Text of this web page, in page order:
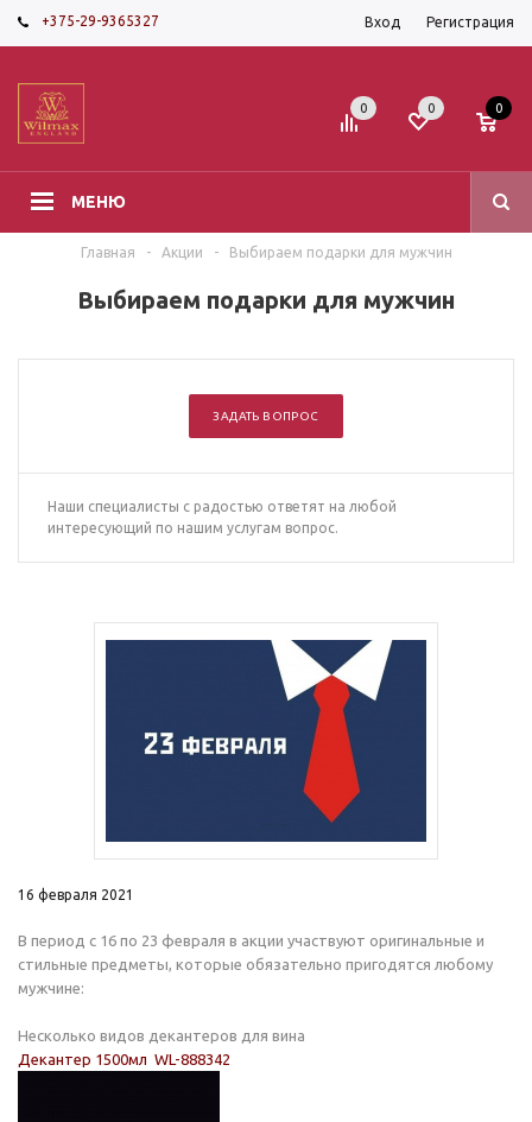
+375-29-9365327 Вход Регистрация
МЕНЮ
0 0 0
Главная - Акции - Выбираем подарки для мужчин
Выбираем подарки для мужчин
ЗАДАТЬ ВОПРОС
Наши специалисты с радостью ответят на любой
интересующий по нашим услугам вопрос.
16 февраля 2021
В период с 16 по 23 февраля в акции участвуют оригинальные и
стильные предметы, которые обязательно пригодятся любому
мужчине:
Несколько видов декантеров для вина
Декантер 1500мл WL-888342